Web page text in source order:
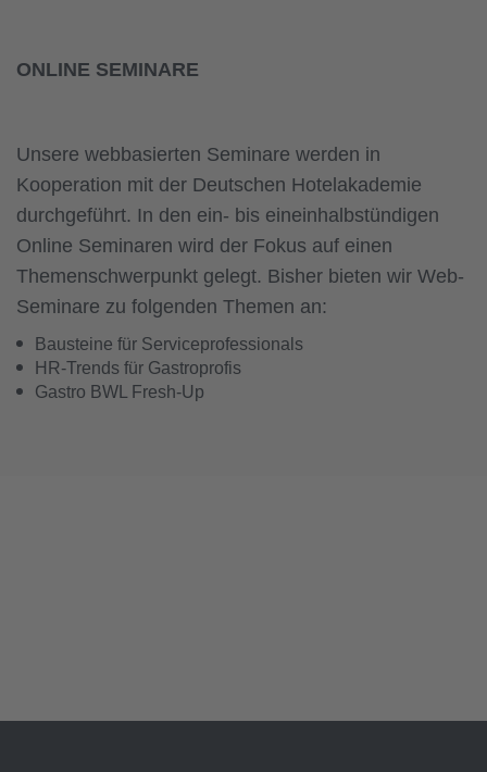
ONLINE SEMINARE
Unsere webbasierten Seminare werden in
Kooperation mit der Deutschen Hotelakademie
durchgeführt. In den ein- bis eineinhalbstündigen
Online Seminaren wird der Fokus auf einen
Themenschwerpunkt gelegt. Bisher bieten wir Web-
Seminare zu folgenden Themen an:
Bausteine für Serviceprofessionals
HR-Trends für Gastroprofis
Gastro BWL Fresh-Up